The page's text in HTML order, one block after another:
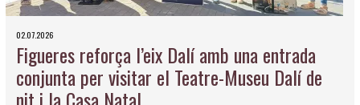
02.07.2026
Figueres reforça l’eix Dalí amb una entrada
conjunta per visitar el Teatre-Museu Dalí de